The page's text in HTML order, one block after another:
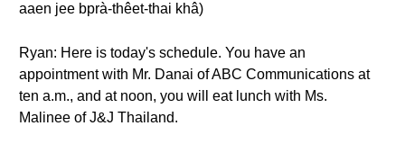
aaen jee bprà-thêet-thai khâ)
Ryan: Here is today's schedule. You have an
appointment with Mr. Danai of ABC Communications at
ten a.m., and at noon, you will eat lunch with Ms.
Malinee of J&J Thailand.